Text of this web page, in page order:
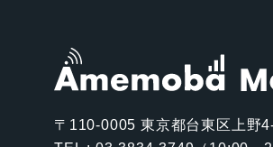
〒110-0005 東京都台東区上野